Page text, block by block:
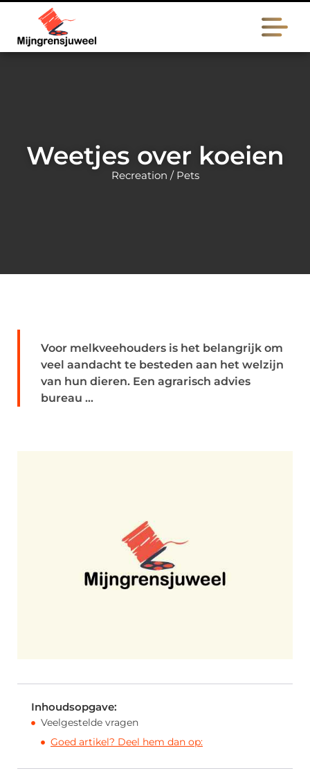
Weetjes over koeien
Recreation / Pets
Voor melkveehouders is het belangrijk om
veel aandacht te besteden aan het welzijn
van hun dieren. Een agrarisch advies
bureau ...
Inhoudsopgave:
Veelgestelde vragen
Goed artikel? Deel hem dan op: